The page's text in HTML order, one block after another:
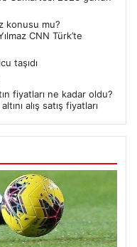
konusu mu?
CNN Türk’te
taşıdı
fiyatları ne kadar oldu?
alış satış fiyatları